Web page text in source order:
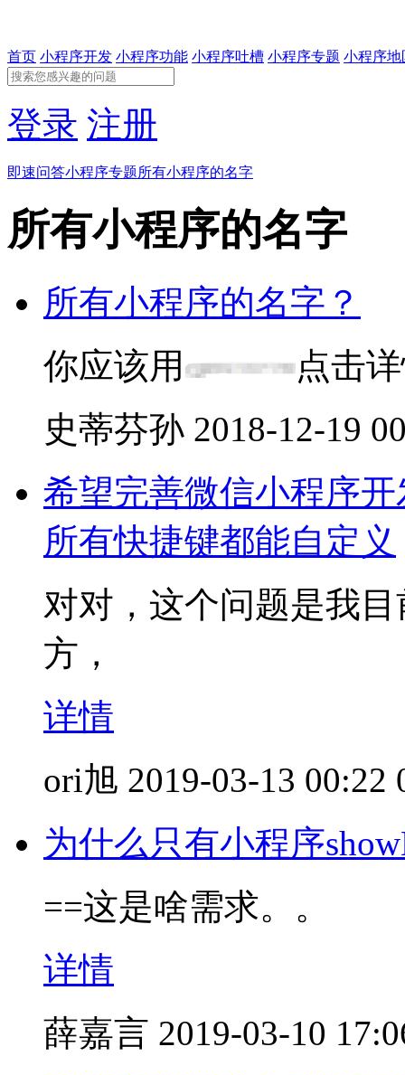
首页 小程序开发 小程序功能 小程序吐槽 小程序专题 小程序地
登录 注册
即速问答小程序专题所有小程序的名字
所有小程序的名字
所有小程序的名字？
你应该用
点击
史蒂芬孙 2018-12-19
希望完善微信小程序
所有快捷键都能自定义
对对，这个问题是我
方，
详情
ori旭 2019-03-13 00:22
为什么只有小程序
==这是啥需求。。
详情
薛嘉言 2019-03-10